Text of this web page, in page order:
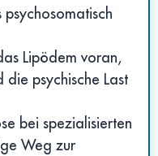
Lipödem voran,
die psychische Last
bei spezialisierten
Weg zur